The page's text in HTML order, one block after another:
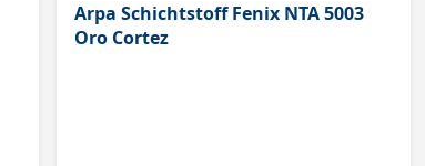
Arpa Schichtstoff Fenix NTA 5003
Oro Cortez